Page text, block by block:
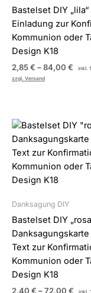
Bastelset DIY „lila“
Einladung zur
Kommunion oder
Design K18
2,85€ –84,00 €
inkl.
zzgl. Versand
Danksagung DIY
Bastelset DIY
Text zur
Kommunion oder
Design K18
2,40 € –72,00 €
bis
inkl.